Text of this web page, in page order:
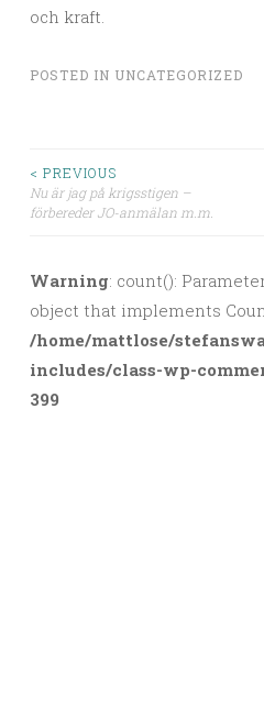
och kraft.
POSTED IN UNCATEGORIZED
Post navigation
< PREVIOUS
Nu är jag på krigsstigen –
förbereder JO-anmälan m.m.
Warning: count():
object that implements
/home/mattlose/
includes/class-wp-
399